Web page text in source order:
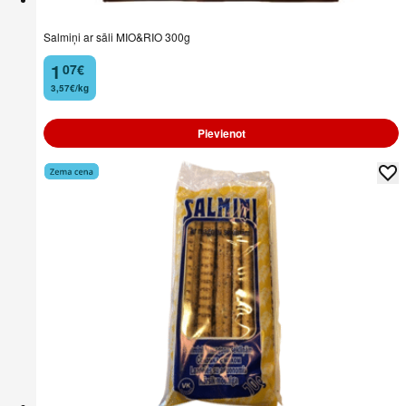
Salmiņi ar sāli MIO&RIO 300g
1
. 07€
3,57€/kg
Pievienot